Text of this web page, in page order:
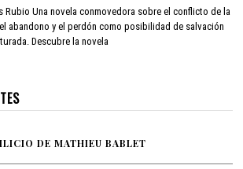
Una novela conmovedora sobre el conflicto de la
abandono y el perdón como posibilidad de salvación
Descubre la novela
DE MATHIEU BABLET